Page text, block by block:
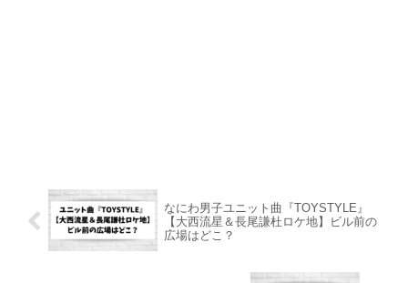
なにわ男子ユニット曲『TOYSTYLE』
【大西流星＆長尾謙杜ロケ地】ビル前の
広場はどこ？